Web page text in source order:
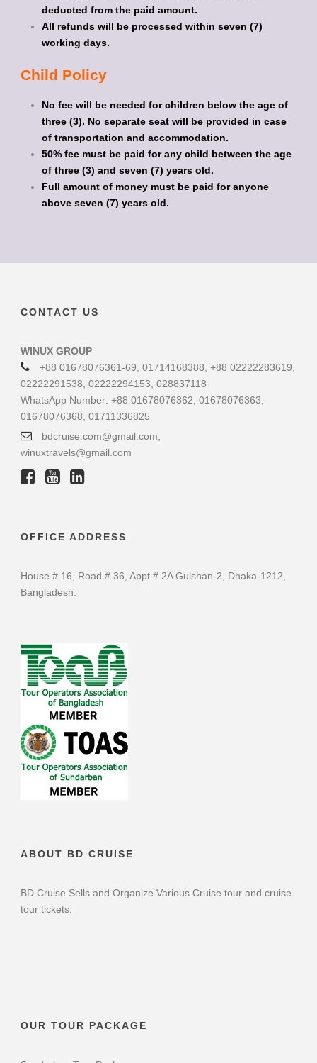
deducted from the paid amount.
All refunds will be processed within seven (7)
working days.
Child Policy
No fee will be needed for children below the age of
three (3). No separate seat will be provided in case
of transportation and accommodation.
50% fee must be paid for any child between the age
of three (3) and seven (7) years old.
Full amount of money must be paid for anyone
above seven (7) years old.
CONTACT US
WINUX GROUP
+88 01678076361-69, 01714168388, +88 02222283619,
02222291538, 02222294153, 028837118
WhatsApp Number: +88 01678076362, 01678076363,
01678076368, 01711336825
bdcruise.com@gmail.com,
winuxtravels@gmail.com
OFFICE ADDRESS
House # 16, Road # 36, Appt # 2A Gulshan-2, Dhaka-1212,
Bangladesh.
ABOUT BD CRUISE
BD Cruise Sells and Organize Various Cruise tour and cruise
tour tickets.
OUR TOUR PACKAGE